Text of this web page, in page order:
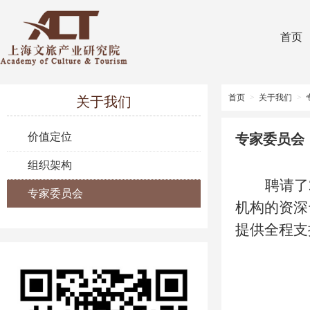
首页
首页 > 关于我们 >
专家委员会
聘请了
机构的资
提供全程
关于我们
价值定位
组织架构
专家委员会